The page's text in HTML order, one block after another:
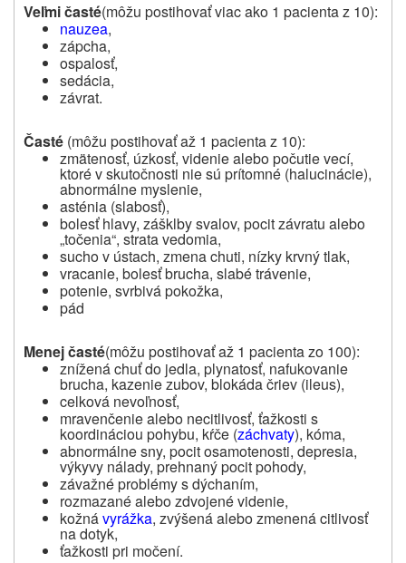
Veľmi časté(môžu postihovať viac ako 1 pacienta z 10):
nauzea,
zápcha,
ospalosť,
sedácia,
závrat.
Časté (môžu postihovať až 1 pacienta z 10):
zmätenosť, úzkosť, videnie alebo počutie vecí,
ktoré v skutočnosti nie sú prítomné (halucinácie),
abnormálne myslenie,
asténia (slabosť),
bolesť hlavy, zášklby svalov, pocit závratu alebo
„točenia“, strata vedomia,
sucho v ústach, zmena chuti, nízky krvný tlak,
vracanie, bolesť brucha, slabé trávenie,
potenie, svrbivá pokožka,
pád
Menej časté(môžu postihovať až 1 pacienta zo 100):
znížená chuť do jedla, plynatosť, nafukovanie
brucha, kazenie zubov, blokáda čriev (ileus),
celková nevoľnosť,
mravenčenie alebo necitlivosť, ťažkosti s
koordináciou pohybu, kŕče (záchvaty), kóma,
abnormálne sny, pocit osamotenosti, depresia,
výkyvy nálady, prehnaný pocit pohody,
závažné problémy s dýchaním,
rozmazané alebo zdvojené videnie,
kožnávyrážka, zvýšená alebo zmenená citlivosť
na dotyk,
ťažkosti pri močení.